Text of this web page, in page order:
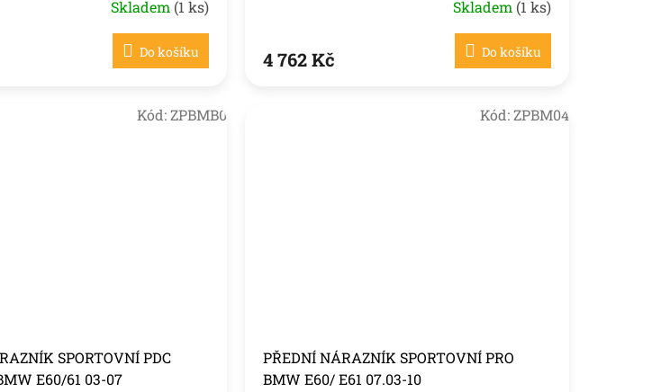
Skladem (1 ks)
Do košíku
Skladem (1 ks)
4 762 Kč Do košíku
SPORTOVNÍ PDC
E60/61 03-07
Kód:ZPBMB0
PŘEDNÍ NÁRAZNÍK SPORTOVNÍ PRO
BMW E60/ E61 07.03-10
Kód:ZPBM04